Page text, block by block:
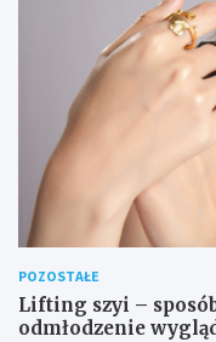
POZOSTAŁE
Lifting szyi –
odmłodzenie